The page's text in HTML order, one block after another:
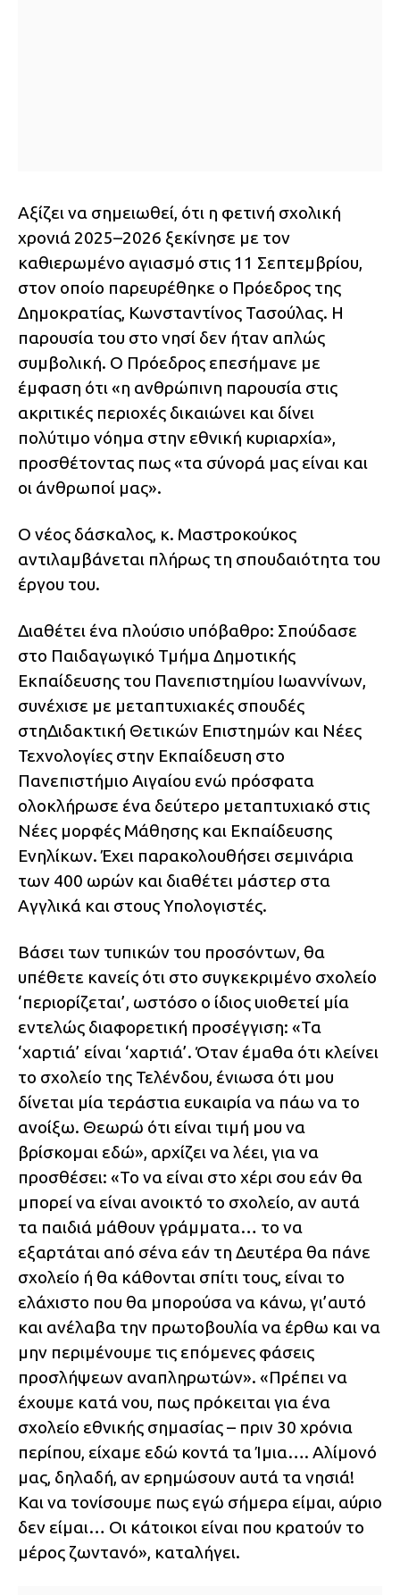
Αξίζει να σημειωθεί, ότι η φετινή σχολική
χρονιά 2025–2026 ξεκίνησε με τον
καθιερωμένο αγιασμό στις 11 Σεπτεμβρίου,
στον οποίο παρευρέθηκε ο Πρόεδρος της
Δημοκρατίας, Κωνσταντίνος Τασούλας. Η
παρουσία του στο νησί δεν ήταν απλώς
συμβολική. Ο Πρόεδρος επεσήμανε με
έμφαση ότι «η ανθρώπινη παρουσία στις
ακριτικές περιοχές δικαιώνει και δίνει
πολύτιμο νόημα στην εθνική κυριαρχία»,
προσθέτοντας πως «τα σύνορά μας είναι και
οι άνθρωποί μας».
Ο νέος δάσκαλος, κ. Μαστροκούκος
αντιλαμβάνεται πλήρως τη σπουδαιότητα του
έργου του.
Διαθέτει ένα πλούσιο υπόβαθρο: Σπούδασε
στο Παιδαγωγικό Τμήμα Δημοτικής
Εκπαίδευσης του Πανεπιστημίου Ιωαννίνων,
συνέχισε με μεταπτυχιακές σπουδές
στηΔιδακτική Θετικών Επιστημών και Νέες
Τεχνολογίες στην Εκπαίδευση στο
Πανεπιστήμιο Αιγαίου ενώ πρόσφατα
ολοκλήρωσε ένα δεύτερο μεταπτυχιακό στις
Νέες μορφές Μάθησης και Εκπαίδευσης
Ενηλίκων. Έχει παρακολουθήσει σεμινάρια
των 400 ωρών και διαθέτει μάστερ στα
Αγγλικά και στους Υπολογιστές.
Βάσει των τυπικών του προσόντων, θα
υπέθετε κανείς ότι στο συγκεκριμένο σχολείο
‘περιορίζεται’, ωστόσο ο ίδιος υιοθετεί μία
εντελώς διαφορετική προσέγγιση: «Τα
‘χαρτιά’ είναι ‘χαρτιά’. Όταν έμαθα ότι κλείνει
το σχολείο της Τελένδου, ένιωσα ότι μου
δίνεται μία τεράστια ευκαιρία να πάω να το
ανοίξω. Θεωρώ ότι είναι τιμή μου να
βρίσκομαι εδώ», αρχίζει να λέει, για να
προσθέσει: «Το να είναι στο χέρι σου εάν θα
μπορεί να είναι ανοικτό το σχολείο, αν αυτά
τα παιδιά μάθουν γράμματα… το να
εξαρτάται από σένα εάν τη Δευτέρα θα πάνε
σχολείο ή θα κάθονται σπίτι τους, είναι το
ελάχιστο που θα μπορούσα να κάνω, γι’αυτό
και ανέλαβα την πρωτοβουλία να έρθω και να
μην περιμένουμε τις επόμενες φάσεις
προσλήψεων αναπληρωτών». «Πρέπει να
έχουμε κατά νου, πως πρόκειται για ένα
σχολείο εθνικής σημασίας – πριν 30 χρόνια
περίπου, είχαμε εδώ κοντά τα Ίμια…. Αλίμονό
μας, δηλαδή, αν ερημώσουν αυτά τα νησιά!
Και να τονίσουμε πως εγώ σήμερα είμαι, αύριο
δεν είμαι… Οι κάτοικοι είναι που κρατούν το
μέρος ζωντανό», καταλήγει.